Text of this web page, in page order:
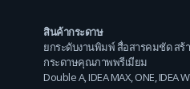
สินค้ากระดาษ
ยกระดับงานพิมพ์ สื่อสารคมชัด สร้
กระดาษคุณภาพพรีเมียม
Double A, IDEA MAX ONE IDEA